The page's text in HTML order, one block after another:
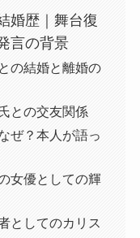
婚歴｜舞台復
言の背景
の結婚と離婚の
との交友関係
ぜ？本人が語っ
女優としての輝
としてのカリス